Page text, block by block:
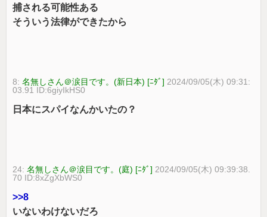
捕される可能性ある
そういう法律ができたから
8:名無しさん＠涙目です。(新日本) [ﾆﾀﾞ] 2024/09/05(木) 09:31:
03.91 ID:6giyIkHS0
日本にスパイなんかいたの？
24:名無しさん＠涙目です。(庭) [ﾆﾀﾞ] 2024/09/05(木) 09:39:38.
70 ID:8xZgXbWS0
>>8
いないわけないだろ